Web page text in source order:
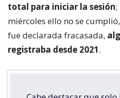
total para iniciar la sesión
miércoles ello no se
fue declarada fracasada,
registraba desde 2021.